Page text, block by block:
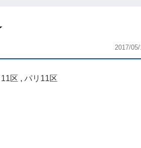
2017/
区 , パリ11区